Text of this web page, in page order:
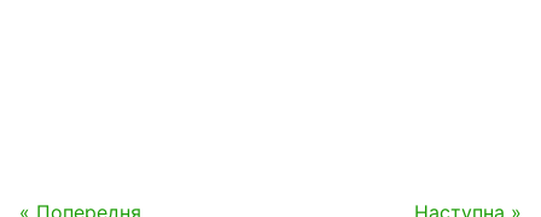
« Попередня Наступна »